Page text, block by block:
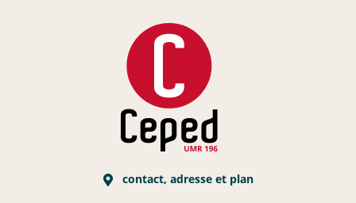
contact, adresse et plan